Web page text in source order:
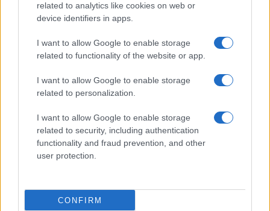
related to analytics like cookies on web or
device identifiers in apps.
I want to allow Google to enable storage
related to functionality of the website or app.
I want to allow Google to enable storage
related to personalization.
I want to allow Google to enable storage
related to security, including authentication
functionality and fraud prevention, and other
user protection.
CONFIRM
Guida ai mercatini vintage in Piemonte con